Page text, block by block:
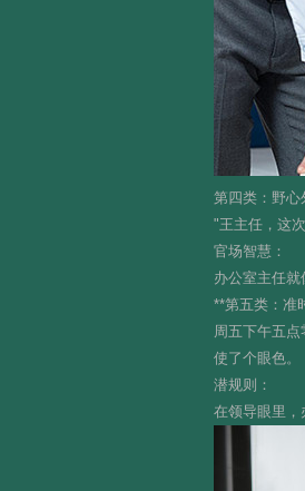
第四类：野心
"王主任，这
官场智慧：
办公室主任就
**第五类：准
周五下午五
使了个眼色。
潜规则：
在领导眼里，